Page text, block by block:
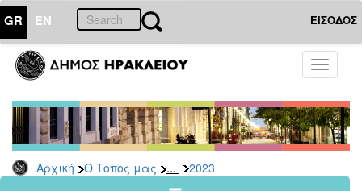
GR EN ΕΙΣΟΔΟΣ
Toggle
Αρχική Ο Τόπος μας ... 2023
ΤΟΠΟΣ
ΜΑΣ
Ανακοινώσεις
Αρχείο
2026